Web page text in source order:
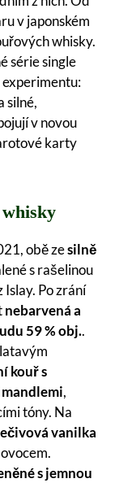
v japonském
whisky.
série single
silné,
v novou
karty
whisky
obě zesilně
s rašelinou
Po zrání
nebarvená a
59 % obj..
kouř s
,
tóny. Na
vanilka
s jemnou